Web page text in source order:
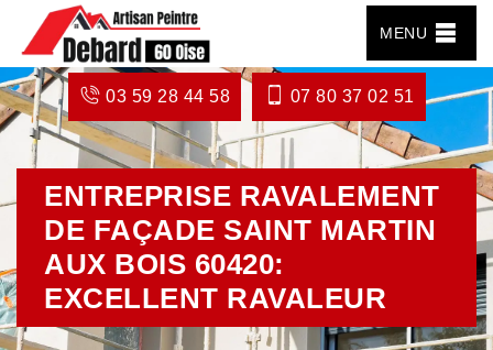
MENU
03 59 28 44 58 07 80 37 02 51
ENTREPRISE RAVALEMENT
DE FAÇADE SAINT MARTIN
AUX BOIS 60420:
EXCELLENT RAVALEUR